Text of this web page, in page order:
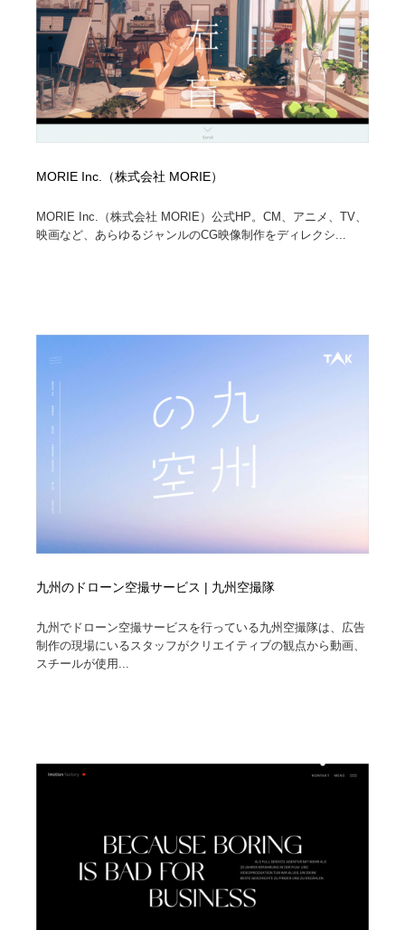
MORIE Inc.（株式会社 MORIE）
MORIE Inc.（株式会社 MORIE）公式HP。CM、アニメ、TV、
映画など、あらゆるジャンルのCG映像制作をディレクシ...
九州のドローン空撮サービス | 九州空撮隊
九州でドローン空撮サービスを行っている九州空撮隊は、広告
制作の現場にいるスタッフがクリエイティブの観点から動画、
スチールが使用...